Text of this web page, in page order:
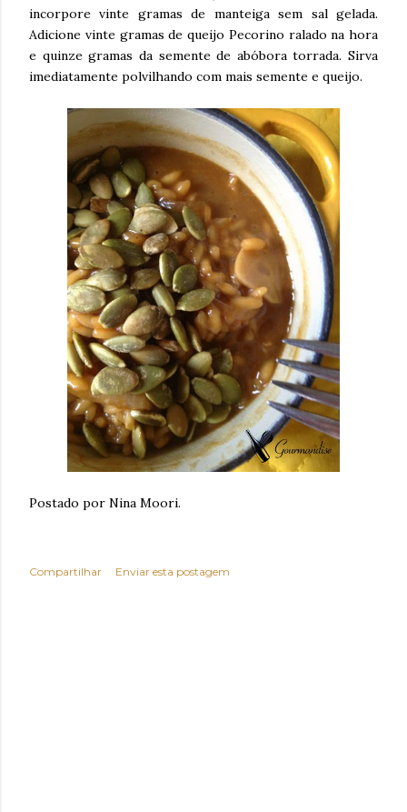
incorpore vinte gramas de manteiga sem sal gelada.
Adicione vinte gramas de queijo Pecorino ralado na hora
e quinze gramas da semente de abóbora torrada. Sirva
imediatamente polvilhando com mais semente e queijo.
Postado por Nina Moori.
Compartilhar Enviar esta postagem